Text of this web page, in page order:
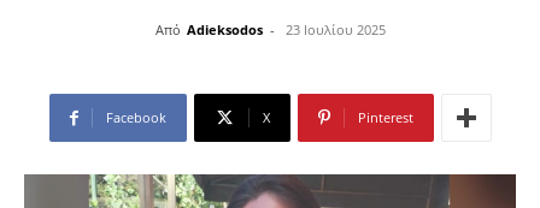
Από Adieksodos - 23 Ιουλίου 2025
Facebook X Pinterest